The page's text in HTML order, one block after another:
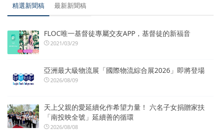
精選新聞稿 最新新聞稿
FLOC唯一基督徒專屬交友APP，基督徒的新福音
2021/03/29
亞洲最大級物流展「國際物流綜合展2026」即將登場
2026/08/09
天上父親的愛延續化作希望力量！ 六名子女捐贈家扶
「南投映全號」延續善的循環
2026/08/08